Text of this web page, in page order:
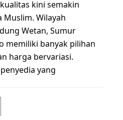
kini semakin
Wilayah
Wetan, Sumur
memiliki banyak pilihan
harga bervariasi.
yang